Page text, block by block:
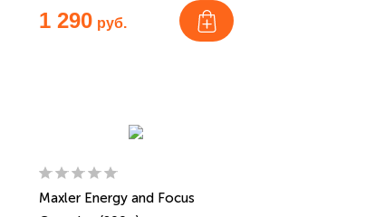
1 290 руб.
Maxler Energy and Focus